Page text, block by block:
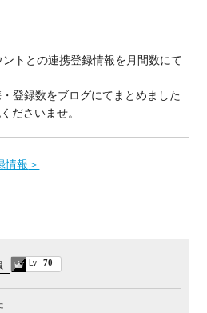
トとの連携登録情報を月間数にて
登録数をブログにてまとめました
ださいませ。
情報
Lv 70